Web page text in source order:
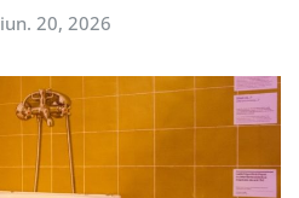
iun. 20, 2026